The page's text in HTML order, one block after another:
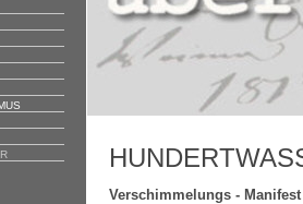
Verschimmelungs - Manifest